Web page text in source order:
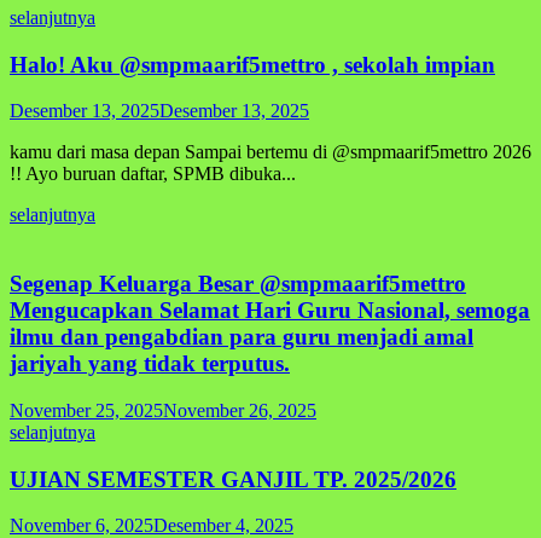
selanjutnya
Halo! Aku @smpmaarif5mettro , sekolah impian
Desember 13, 2025Desember 13, 2025
kamu dari masa depan Sampai bertemu di @smpmaarif5mettro 2026
!! Ayo buruan daftar, SPMB dibuka...
selanjutnya
Segenap Keluarga Besar @smpmaarif5mettro
Mengucapkan Selamat Hari Guru Nasional, semoga
ilmu dan pengabdian para guru menjadi amal
jariyah yang tidak terputus.
November 25, 2025November 26, 2025
selanjutnya
UJIAN SEMESTER GANJIL TP. 2025/2026
November 6, 2025Desember 4, 2025